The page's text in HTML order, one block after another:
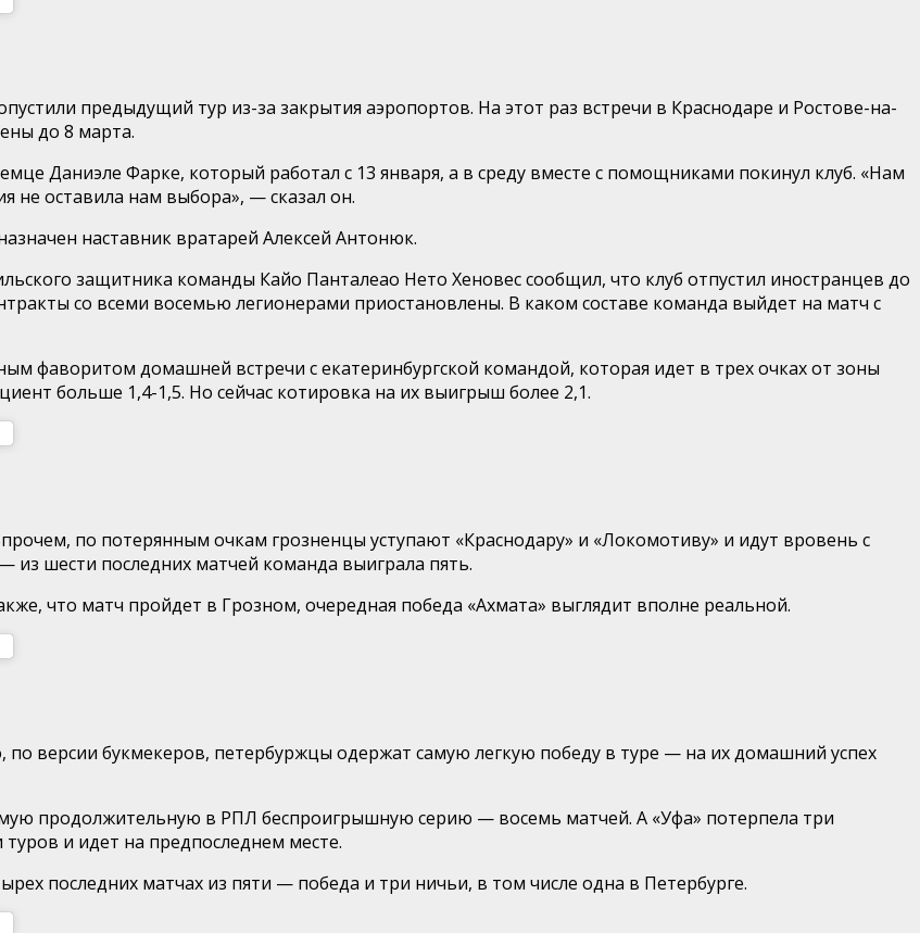
предыдущий тур из-за закрытия аэропортов. На этот раз встречи в Краснодаре и Ростове-на-
до 8 марта.
Даниэле Фарке, который работал с 13 января, а в среду вместе с помощниками покинул клуб. «Нам
не оставила нам выбора», — сказал он.
наставник вратарей Алексей Антонюк.
защитника команды Кайо Панталеао Нето Хеновес сообщил, что клуб отпустил иностранцев до
со всеми восемью легионерами приостановлены. В каком составе команда выйдет на матч с
фаворитом домашней встречи с екатеринбургской командой, которая идет в трех очках от зоны
больше 1,4-1,5. Но сейчас котировка на их выигрыш более 2,1.
по потерянным очкам грозненцы уступают «Краснодару» и «Локомотиву» и идут вровень с
из шести последних матчей команда выиграла пять.
что матч пройдет в Грозном, очередная победа «Ахмата» выглядит вполне реальной.
версии букмекеров, петербуржцы одержат самую легкую победу в туре — на их домашний успех
продолжительную в РПЛ беспроигрышную серию — восемь матчей. А «Уфа» потерпела три
и идет на предпоследнем месте.
последних матчах из пяти — победа и три ничьи, в том числе одна в Петербурге.